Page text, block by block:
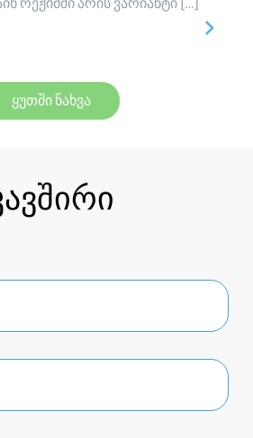
ყუთში ნახვა